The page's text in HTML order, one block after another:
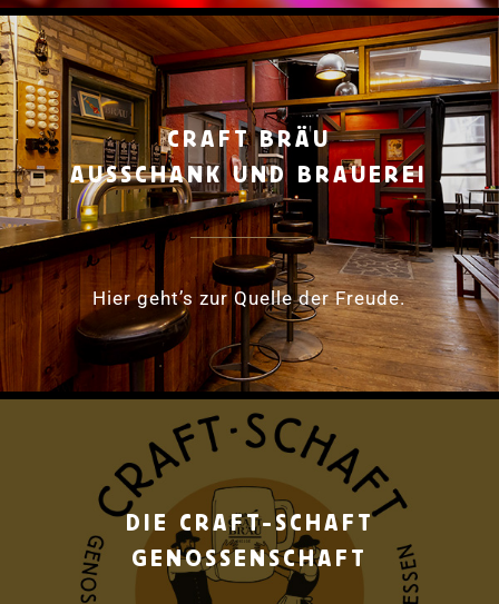
CRAFT BRÄU
AUSSCHANK UND BRAUEREI
Hier geht’s zur Quelle der Freude.
DIE CRAFT-SCHAFT
GENOSSENSCHAFT